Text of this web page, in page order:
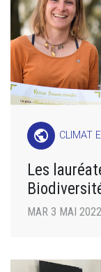
public CLIMAT
Les
MAR 3 MAI 2022